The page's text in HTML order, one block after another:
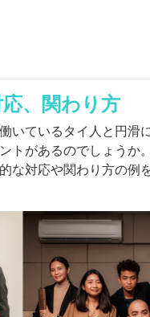
、関わり方
いているタイ人と円滑
トがあるのでしょうか
な対応や関わり方の例